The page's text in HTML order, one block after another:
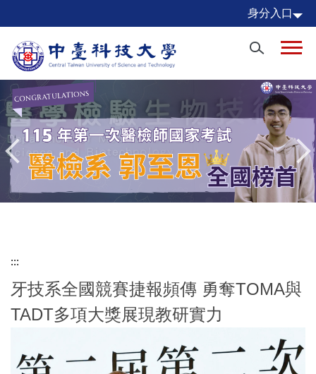
到
要
容
區
身分入口
:::
牙技系全國競賽捷報頻傳 勇奪TOMA與
TADT多項大獎展現教研實力